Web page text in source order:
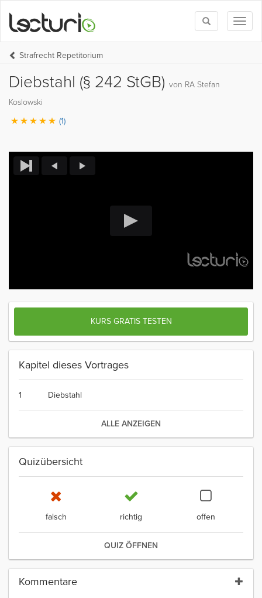
Toggle
search
Strafrecht Repetitorium
Diebstahl (§ 242 StGB) von RA Stefan
Koslowski
(1)
KURS GRATIS TESTEN
Kapitel dieses Vortrages
1 Diebstahl
ALLE ANZEIGEN
Quizübersicht
falsch richtig offen
QUIZ ÖFFNEN
Kommentare